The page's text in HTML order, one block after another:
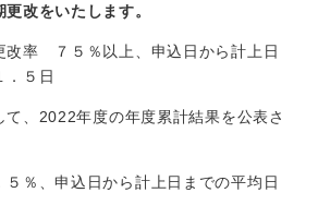
改をいたします。
改率 ７５％以上、申込日から計上日
５日
て、2022年度の年度累計結果を公表さ
％、申込日から計上日までの平均日